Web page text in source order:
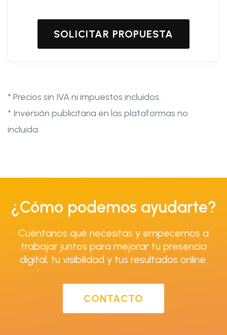
SOLICITAR PROPUESTA
* Precios sin IVA ni impuestos incluidos.
* Inversión publicitaria en las plataformas no
incluida.
¿Cómo podemos ayudarte?
Cuéntanos qué necesitas y empecemos a
trabajar juntos para mejorar tu presencia
digital, tu visibilidad y tus resultados online.
CONTACTO